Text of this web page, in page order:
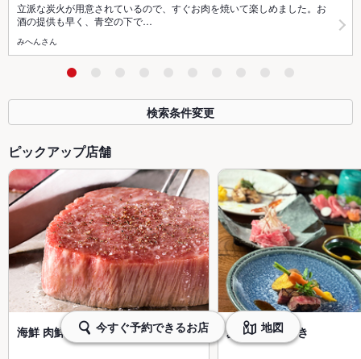
立派な炭火が用意されているので、すぐお肉を焼いて楽しめました。お
酒の提供も早く、青空の下で…
みへんさん
検索条件変更
ピックアップ店舗
海鮮 肉鮮ステーキ円山 狸小路店 炭火焼 いしざき
今すぐ予約できるお店 地図